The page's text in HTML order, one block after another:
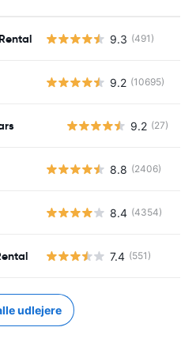
9.3 (491)
9.2 (10695)
9.2 (27)
8.8 (2406)
8.4 (4354)
7.4 (551)
udlejere